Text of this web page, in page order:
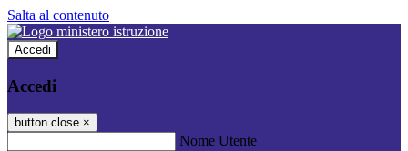
Salta al contenuto
Accedi
Accedi
button close ×
Nome Utente